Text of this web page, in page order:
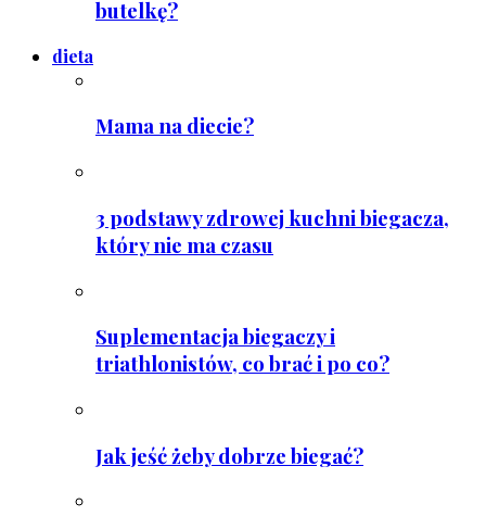
butelkę?
dieta
Mama na diecie?
3 podstawy zdrowej kuchni biegacza,
który nie ma czasu
Suplementacja biegaczy i
triathlonistów, co brać i po co?
Jak jeść żeby dobrze biegać?